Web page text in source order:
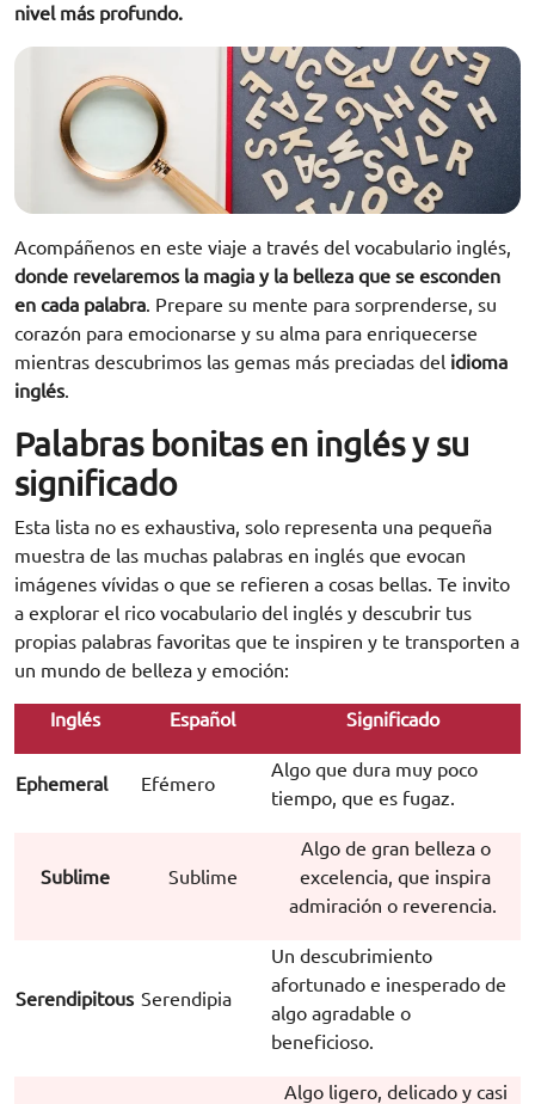
nivel más profundo.
Acompáñenos en este viaje a través del vocabulario inglés,
donde revelaremos la magia y la belleza que se esconden
en cada palabra . Prepare su mente para sorprenderse, su
corazón para emocionarse y su alma para enriquecerse
mientras descubrimos las gemas más preciadas del idioma
inglés
Palabras bonitas en inglés y su
significado
Esta lista no es exhaustiva, solo representa una pequeña
muestra de las muchas palabras en inglés que evocan
imágenes vívidas o que se refieren a cosas bellas. Te invito
a explorar el rico vocabulario del inglés y descubrir tus
propias palabras favoritas que te inspiren y te transporten a
un mundo de belleza y emoción:
Inglés Español Significado
Ephemeral Efémero
Algo que dura muy poco
tiempo, que es fugaz.
Sublime Sublime
Algo de gran belleza o
excelencia, que inspira
admiración o reverencia.
Serendipitous Serendipia
Un descubrimiento
afortunado e inesperado de
algo agradable o
beneficioso.
Algo ligero, delicado y casi